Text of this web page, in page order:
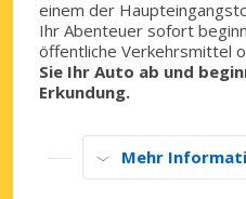
einem der
Ihr Abenteuer sofort
öffentliche Verkehrsmittel
Sie Ihr Auto ab und
Erkundung.
Mehr